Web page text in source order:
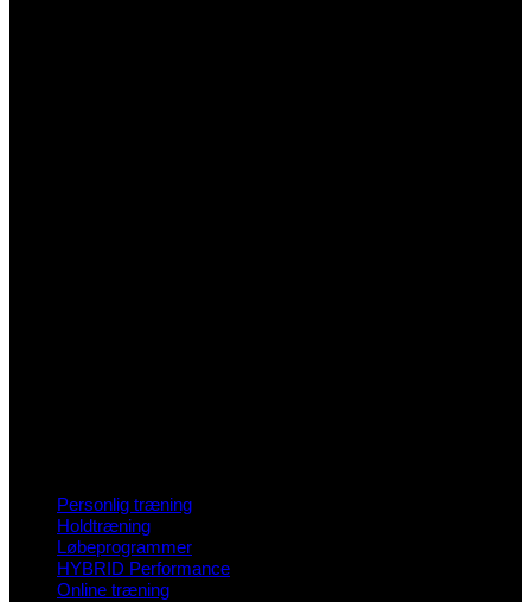
Personlig træning
Holdtræning
Løbeprogrammer
HYBRID Performance
Online træning